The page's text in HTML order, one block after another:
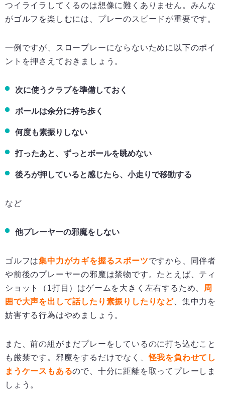
つイライラしてくるのは想像に難くありません。みんな
がゴルフを楽しむには、プレーのスピードが重要です。
一例ですが、スロープレーにならないために以下のポイ
ントを押さえておきましょう。
次に使うクラブを準備しておく
ボールは余分に持ち歩く
何度も素振りしない
打ったあと、ずっとボールを眺めない
後ろが押していると感じたら、小走りで移動する
など
他プレーヤーの邪魔をしない
ゴルフは集中力がカギを握るスポーツですから、同伴者
や前後のプレーヤーの邪魔は禁物です。たとえば、ティ
ショット（1打目）はゲームを大きく左右するため、
周
囲で大声を出して話したり素振りしたりなど 、集中力を
妨害する行為はやめましょう。
また、前の組がまだプレーをしているのに打ち込むこと
も厳禁です。邪魔をするだけでなく、怪我を負わせてし
まうケースもあるので、十分に距離を取ってプレーしま
しょう。